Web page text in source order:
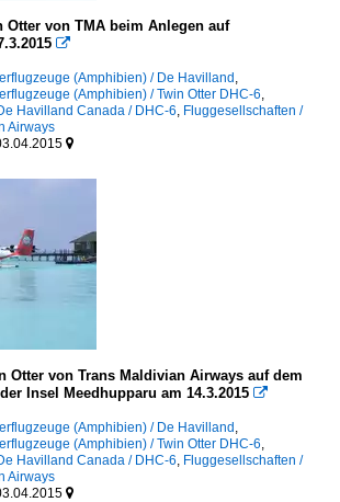
Otter von TMA beim Anlegen auf

(Amphibien) / De Havilland ,
(Amphibien) / Twin Otter DHC-6,
Havilland Canada / DHC-6, Fluggesellschaften /
Airways

Otter von Trans Maldivian Airways auf dem
Insel Meedhupparu am 14.3.2015 
(Amphibien) / De Havilland ,
(Amphibien) / Twin Otter DHC-6,
Havilland Canada / DHC-6, Fluggesellschaften /
Airways
